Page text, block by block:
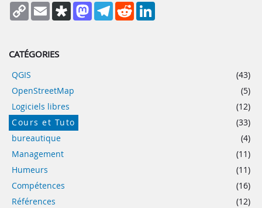
Copy
Link
Email DiasporaMastodonTelegram
Reddit
CATÉGORIES
QGIS
(43)
OpenStreetMap
(5)
Logiciels libres
(12)
Cours et Tuto
(33)
bureautique
(4)
Management
(11)
Humeurs
(11)
Compétences
(16)
Références
(12)